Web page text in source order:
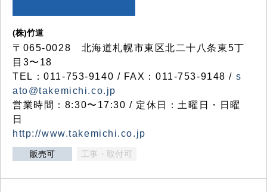
(株)竹道
〒065-0028 北海道札幌市東区北二十八条東5丁
目3〜18
TEL：011-753-9140 / FAX：011-753-9148 / s
ato@takemichi.co.jp
営業時間：8:30〜17:30 / 定休日：土曜日・日曜
日
http://www.takemichi.co.jp
販売可 工事・取付可